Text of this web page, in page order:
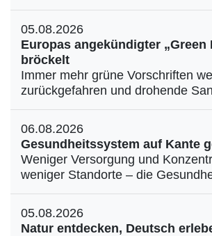
05.08.2026
Europas angekündigter „Green
bröckelt
Immer mehr grüne Vorschriften
zurückgefahren und drohende
06.08.2026
Gesundheitssystem auf Kante
Weniger Versorgung und
weniger Standorte – die
05.08.2026
Natur entdecken, Deutsch